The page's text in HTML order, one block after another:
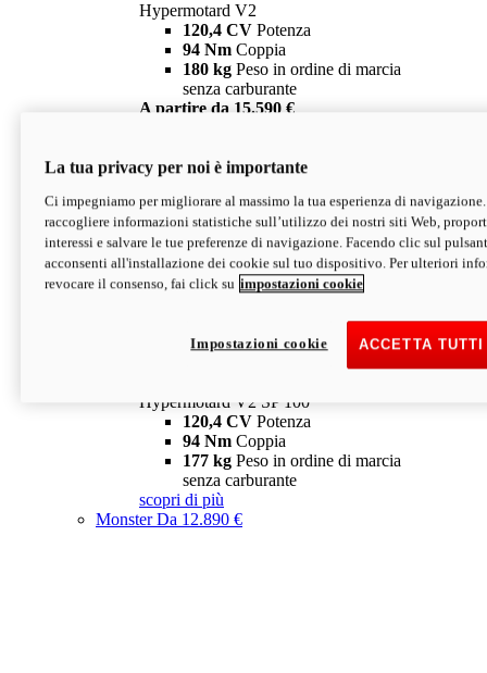
Hypermotard V2
120,4 CV Potenza
94 Nm Coppia
180 kg Peso in ordine di marcia
senza carburante
A partire da 15.590 €
V2 SP
Hypermotard V2 SP
120,4 CVPotenza
94 NmCoppia
177 kgPeso in ordine di marcia
senza carburante
Depotenziata 35 kW: 18.890 € i
configura scopri di più
Hypermotard V2 SP 100
120,4 CV Potenza
94 Nm Coppia
177 kg Peso in ordine di marcia
senza carburante
scopri di più
MonsterDa 12.890 €
La tua privacy per noi è importante
Ci impegniamo per migliorare al massimo la tua esperienza di
raccogliere informazioni statistiche sull’utilizzo dei nostri siti Web,
interessi e salvare le tue preferenze di navigazione. Facendo clic sul
acconsenti all'installazione dei cookie sul tuo dispositivo. Per ulteriori
revocare il consenso, fai click su impostazioni cookie
ACCETTA
Impostazioni cookie